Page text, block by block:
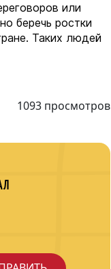
или
беречь ростки
Таких людей
1093 просмотров